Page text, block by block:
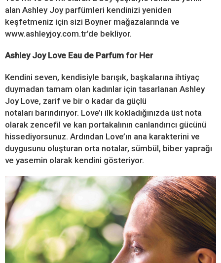
alan Ashley Joy parfümleri kendinizi yeniden
keşfetmeniz için sizi Boyner mağazalarında ve
www.ashleyjoy.com.tr’de bekliyor.
Ashley Joy Love Eau de Parfum for Her
Kendini seven, kendisiyle barışık, başkalarına ihtiyaç
duymadan tamam olan kadınlar için tasarlanan Ashley
Joy Love, zarif ve bir o kadar da güçlü
notaları barındırıyor. Love’ı ilk kokladığınızda üst nota
olarak zencefil ve kan portakalının canlandırıcı gücünü
hissediyorsunuz. Ardından Love’ın ana karakterini ve
duygusunu oluşturan orta notalar, sümbül, biber yaprağı
ve yasemin olarak kendini gösteriyor.